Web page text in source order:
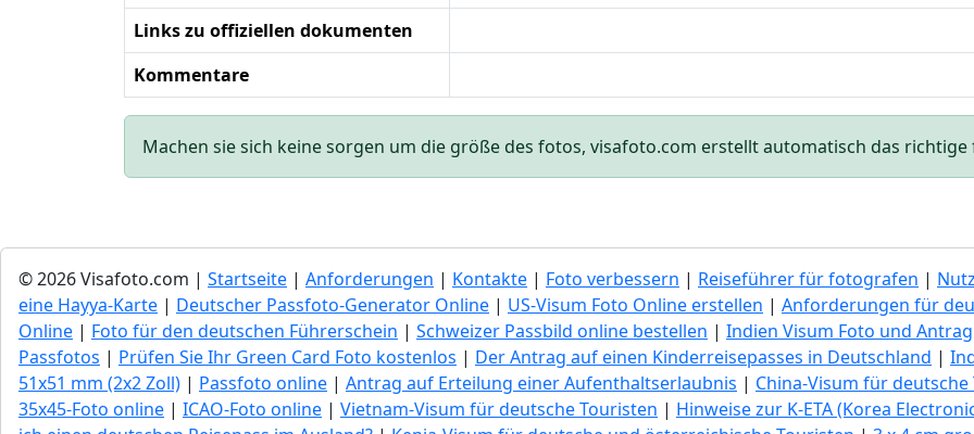
Links zu offiziellen dokumenten
Kommentare
Machen sie sich keine sorgen um die größe des fotos, visafoto.com erstellt automatisch das
© 2026 Visafoto.com | Startseite | Anforderungen | Kontakte | Foto verbessern | Reiseführer für fotografen |
eine Hayya-Karte | Deutscher Passfoto-Generator Online | US-Visum Foto Online erstellen | Anforderungen für
Online | Foto für den deutschen Führerschein | Schweizer Passbild online bestellen | Indien Visum Foto und Antrag
Passfotos | Prüfen Sie Ihr Green Сard Foto kostenlos | Der Antrag auf einen Kinderreisepasses in Deutschland |
51x51 mm (2x2 Zoll) | Passfoto online | Antrag auf Erteilung einer Aufenthaltserlaubnis | China-Visum für
35x45-Foto online | ICAO-Foto online | Vietnam-Visum für deutsche Touristen | Hinweise zur K-ETA (Korea